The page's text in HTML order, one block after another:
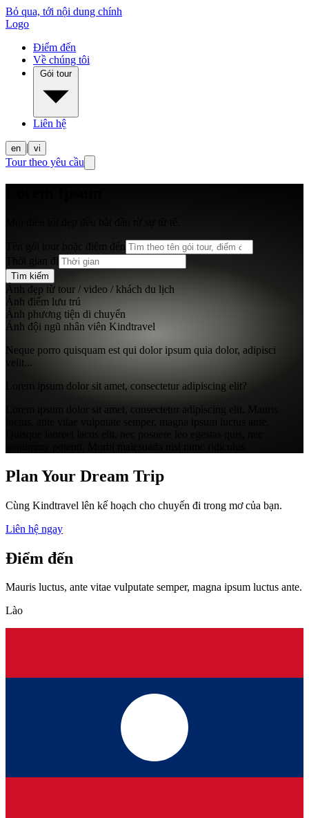
Bỏ qua, tới nội dung chính
Logo
Điểm đến
Về chúng tôi
Gói tour
Liên hệ
en | vi
Tour theo yêu cầu
Tên gói tour hoặc điểm đến
Tìm kiếm
Ảnh đẹp từ tour / video / khách du lịch
Ảnh điểm lưu trú
Ảnh phương tiện di chuyển
Ảnh đội ngũ nhân viên Kindtravel
Neque porro quisquam est qui dolor ipsum quia dolor, adipisci
velit...
Lorem ipsum dolor sit amet, consectetur adipiscing elit?
Lorem ipsum dolor sit amet, consectetur adipiscing elit. Mauris
Plan Your Dream Trip
Cùng Kindtravel lên kế hoạch cho chuyến đi trong mơ của bạn.
Liên hệ ngay
Điểm đến
Mauris luctus, ante vitae vulputate semper, magna ipsum luctus ante.
Lào